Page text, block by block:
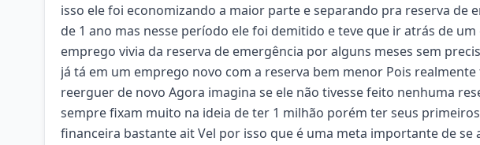
isso ele foi economizando a maior parte e separando pra reserva de
de 1 ano mas nesse período ele foi demitido e teve que ir atrás de
emprego vivia da reserva de emergência por alguns meses sem
já tá em um emprego novo com a reserva bem menor Pois
reerguer de novo Agora imagina se ele não tivesse feito nenhuma
sempre fixam muito na ideia de ter 1 milhão porém ter seus
financeira bastante ait Vel por isso que é uma meta importante de se